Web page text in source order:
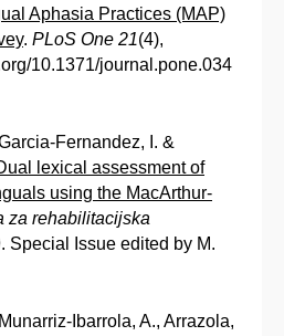
Aphasia Practices (MAP)
. PLoS One 21(4),
10.1371/journal.pone.034
Fernandez, I. &
lexical assessment of
using the MacArthur-
za rehabilitacijska
Special Issue edited by M.
Ibarrola, A., Arrazola,